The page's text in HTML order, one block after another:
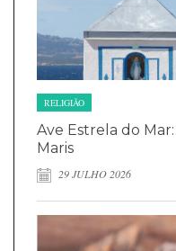
RELIGIÃO
Ave Estrela do
Maris
29 JULHO 2026